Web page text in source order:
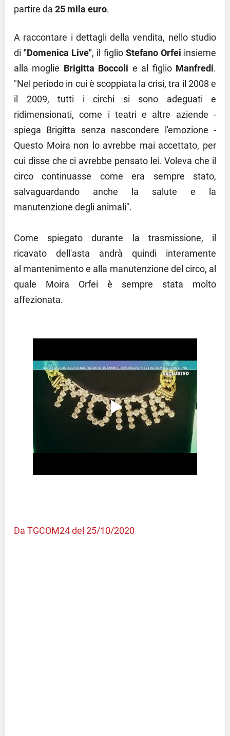
partire da 25 mila euro.
A raccontare i dettagli della vendita, nello studio
di "Domenica Live", il figlio Stefano Orfei insieme
alla moglie Brigitta Boccoli e al figlio Manfredi.
"Nel periodo in cui è scoppiata la crisi, tra il 2008 e
il 2009, tutti i circhi si sono adeguati e
ridimensionati, come i teatri e altre aziende -
spiega Brigitta senza nascondere l'emozione -
Questo Moira non lo avrebbe mai accettato, per
cui disse che ci avrebbe pensato lei. Voleva che il
circo continuasse come era sempre stato,
salvaguardando anche la salute e la
manutenzione degli animali".
Come spiegato durante la trasmissione, il
ricavato dell'asta andrà quindi interamente
al mantenimento e alla manutenzione del circo, al
quale Moira Orfei è sempre stata molto
affezionata.
Da TGCOM24 del 25/10/2020